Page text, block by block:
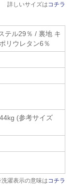
詳しいサイズはコチラ
テル29％ / 裏地 キ
リウレタン6％
(参考サイズ
濯表示の意味はコチラ